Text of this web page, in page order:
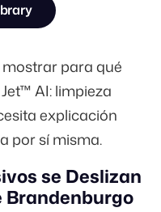
para qué
AI: limpieza
explicación
por sí misma.
se Deslizan
Brandenburgo